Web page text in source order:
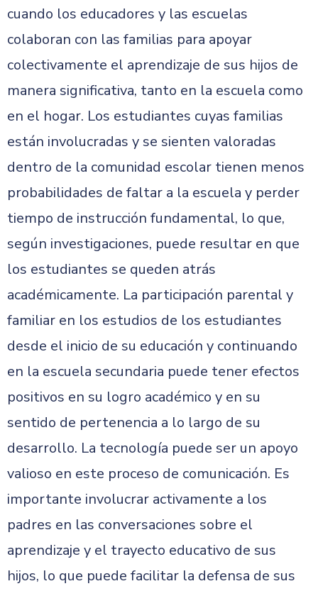
cuando los educadores y las escuelas
colaboran con las familias para apoyar
colectivamente el aprendizaje de sus hijos de
manera significativa, tanto en la escuela como
en el hogar. Los estudiantes cuyas familias
están involucradas y se sienten valoradas
dentro de la comunidad escolar tienen menos
probabilidades de faltar a la escuela y perder
tiempo de instrucción fundamental, lo que,
según investigaciones, puede resultar en que
los estudiantes se queden atrás
académicamente. La participación parental y
familiar en los estudios de los estudiantes
desde el inicio de su educación y continuando
en la escuela secundaria puede tener efectos
positivos en su logro académico y en su
sentido de pertenencia a lo largo de su
desarrollo. La tecnología puede ser un apoyo
valioso en este proceso de comunicación. Es
importante involucrar activamente a los
padres en las conversaciones sobre el
aprendizaje y el trayecto educativo de sus
hijos, lo que puede facilitar la defensa de sus